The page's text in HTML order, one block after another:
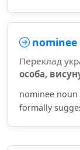
nominee
Переклад
особа,
nominee noun
formally